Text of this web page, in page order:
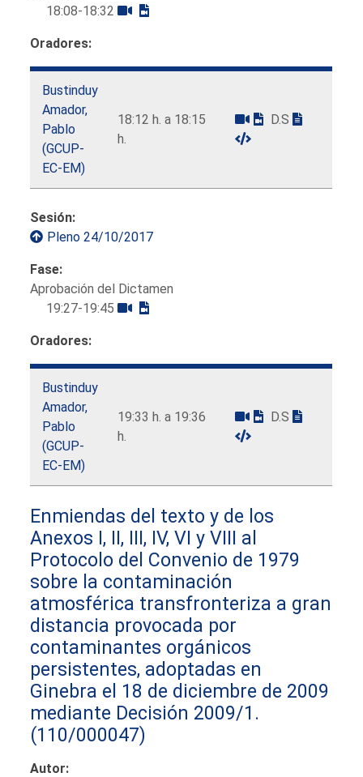
18:08-18:32
Oradores:
Bustinduy
Amador,
Pablo
(GCUP-
EC-EM)
18:12 h. a 18:15
h.
D.S
Sesión:
Pleno 24/10/2017
Fase:
Aprobación del Dictamen
19:27-19:45
Oradores:
Bustinduy
Amador,
Pablo
(GCUP-
EC-EM)
19:33 h. a 19:36
h.
D.S
Enmiendas del texto y de los
Anexos I, II, III, IV, VI y VIII al
Protocolo del Convenio de 1979
sobre la contaminación
atmosférica transfronteriza a gran
distancia provocada por
contaminantes orgánicos
persistentes, adoptadas en
Ginebra el 18 de diciembre de 2009
mediante Decisión 2009/1.
(110/000047)
Autor: